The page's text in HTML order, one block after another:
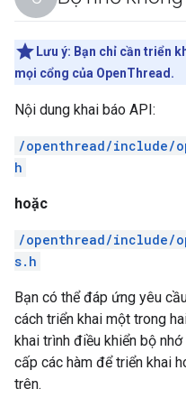
Lưu ý: Bạn chỉ cần triển
mọi cổng của OpenThread.
Nội dung khai báo API:
/openthread/include/
h
hoặc
/openthread/include/
s.h
Bạn có thể đáp ứng yêu
cách triển khai một trong
khai trình điều khiển bộ
cấp các hàm để triển khai
trên.